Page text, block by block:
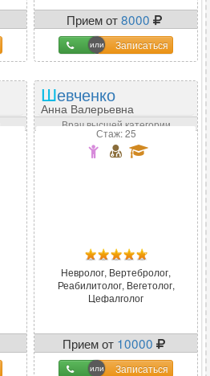
Прием от8000
Записаться
Шевченко
Анна Валерьевна
Врач высшей категории
Стаж: 25
Невролог, Вертебролог,
Реабилитолог, Вегетолог,
Цефалголог
Прием от 10000
Записаться